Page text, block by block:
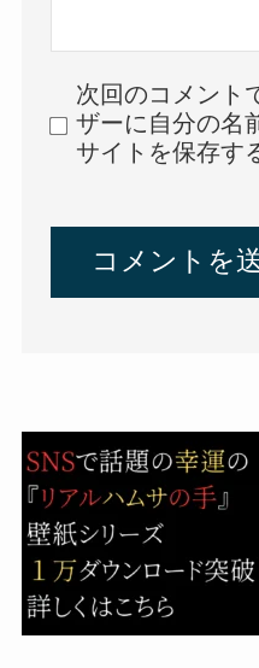
次回のコメント
ザーに自分の名
サイトを保存す